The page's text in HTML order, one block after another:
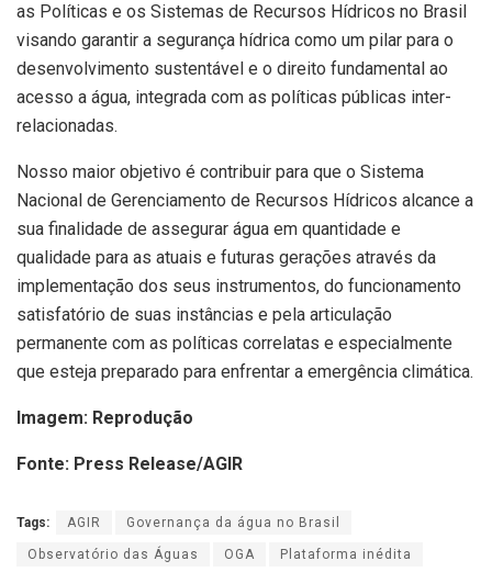
as Políticas e os Sistemas de Recursos Hídricos no Brasil
visando garantir a segurança hídrica como um pilar para o
desenvolvimento sustentável e o direito fundamental ao
acesso a água, integrada com as políticas públicas inter-
relacionadas.
Nosso maior objetivo é contribuir para que o Sistema
Nacional de Gerenciamento de Recursos Hídricos alcance a
sua finalidade de assegurar água em quantidade e
qualidade para as atuais e futuras gerações através da
implementação dos seus instrumentos, do funcionamento
satisfatório de suas instâncias e pela articulação
permanente com as políticas correlatas e especialmente
que esteja preparado para enfrentar a emergência climática.
Imagem: Reprodução
Fonte: Press Release/AGIR
Tags: AGIR Governança da água no Brasil
Observatório das Águas OGA Plataforma inédita